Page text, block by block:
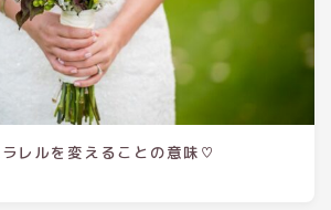
レルを変えることの意味♡